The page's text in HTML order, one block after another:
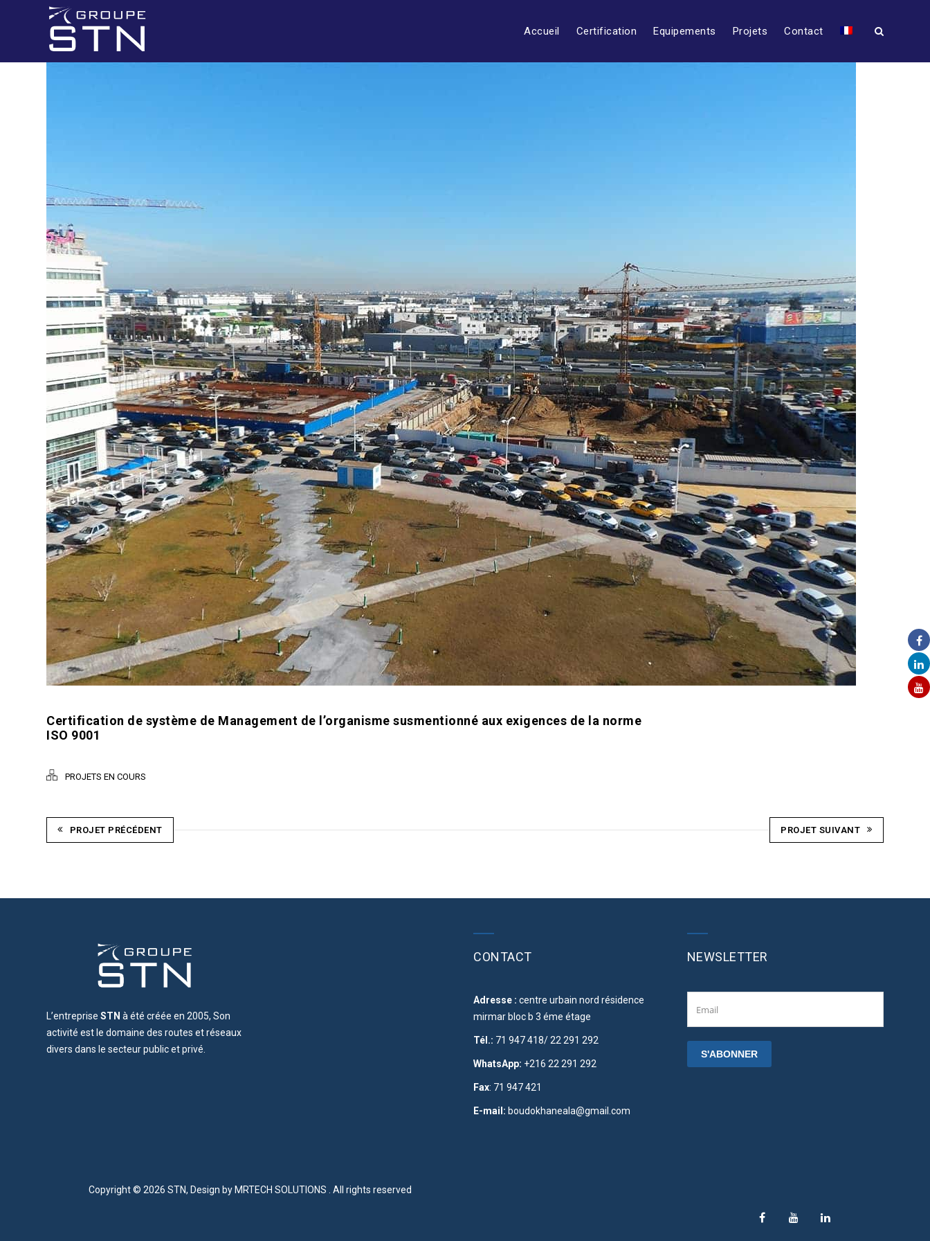
Accueil Certification Equipements Projets Contact
Certification de système de Management de l’organisme susmentionné aux exigences de la norme
ISO 9001
PROJETS EN COURS
PROJET PRÉCÉDENT PROJET SUIVANT
L’entrepriseSTN à été créée en 2005, Son
activité est le domaine des routes et réseaux
divers dans le secteur public et privé.
CONTACT
Adresse : centre urbain nord résidence
mirmar bloc b 3 éme étage
Tél.: 71 947 418/ 22 291 292
WhatsApp: +216 22 291 292
Fax: 71 947 421
E-mail: boudokhaneala@gmail.com
NEWSLETTER
Copyright © 2026 STN, Design by MRTECH SOLUTIONS . All rights reserved